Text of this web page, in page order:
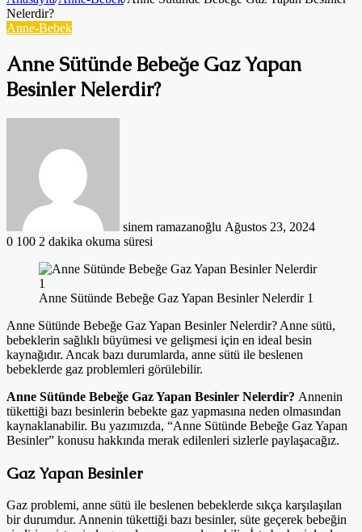
Nelerdir?
Anne-Bebek
Anne Sütünde Bebeğe Gaz Yapan
Besinler Nelerdir?
sinem ramazanoğlu Ağustos 23, 2024
0 100 2 dakika okuma süresi
Anne Sütünde Bebeğe Gaz Yapan Besinler Nelerdir 1
Anne Sütünde Bebeğe Gaz Yapan Besinler Nelerdir? Anne sütü,
bebeklerin sağlıklı büyümesi ve gelişmesi için en ideal besin
kaynağıdır. Ancak bazı durumlarda, anne sütü ile beslenen
bebeklerde gaz problemleri görülebilir.
Anne Sütünde Bebeğe Gaz Yapan Besinler Nelerdir? Annenin
tükettiği bazı besinlerin bebekte gaz yapmasına neden olmasından
kaynaklanabilir. Bu yazımızda, “Anne Sütünde Bebeğe Gaz Yapan
Besinler” konusu hakkında merak edilenleri sizlerle paylaşacağız.
Gaz Yapan Besinler
Gaz problemi, anne sütü ile beslenen bebeklerde sıkça karşılaşılan
bir durumdur. Annenin tükettiği bazı besinler, süte geçerek bebeğin